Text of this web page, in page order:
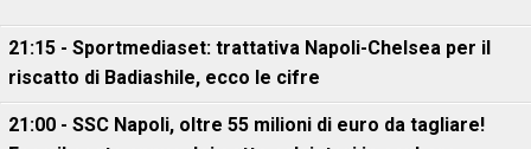
21:15 - Sportmediaset: trattativa Napoli-Chelsea per il
riscatto di Badiashile, ecco le cifre
21:00 - SSC Napoli, oltre 55 milioni di euro da tagliare!